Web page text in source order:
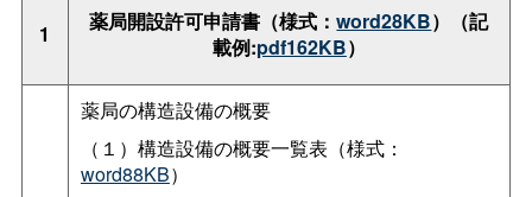
1
薬局開設許可申請書（様式：word28KB）（記
載例:pdf162KB）
薬局の構造設備の概要
（１）構造設備の概要一覧表（様式：
word88KB）